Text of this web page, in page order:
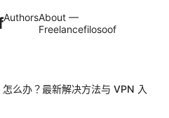
AuthorsAbout —
Freelancefilosoof
么办？最新解决方法与 VPN 入